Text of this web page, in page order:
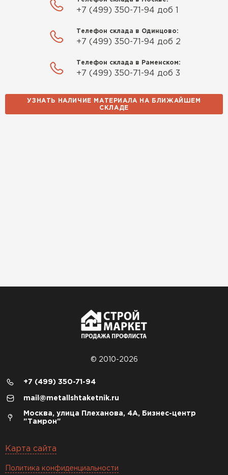
+7 (499) 350-71-94 доб 1
Телефон склада в Одинцово:
+7 (499) 350-71-94 доб 2
Телефон склада в Раменском:
+7 (499) 350-71-94 доб 3
УЗНАТЬ НАЛИЧИЕ МАТЕРИАЛА НА БЛИЖАЙШЕМ
СКЛАДЕ
© 2010-2026
+7 (499) 350-71-94
mail@metallshtaketnik.ru
Москва, улица Плеханова, 4А, Бизнес-центр
"Тамрон"
Карта сайта
Политика конфиденциальности